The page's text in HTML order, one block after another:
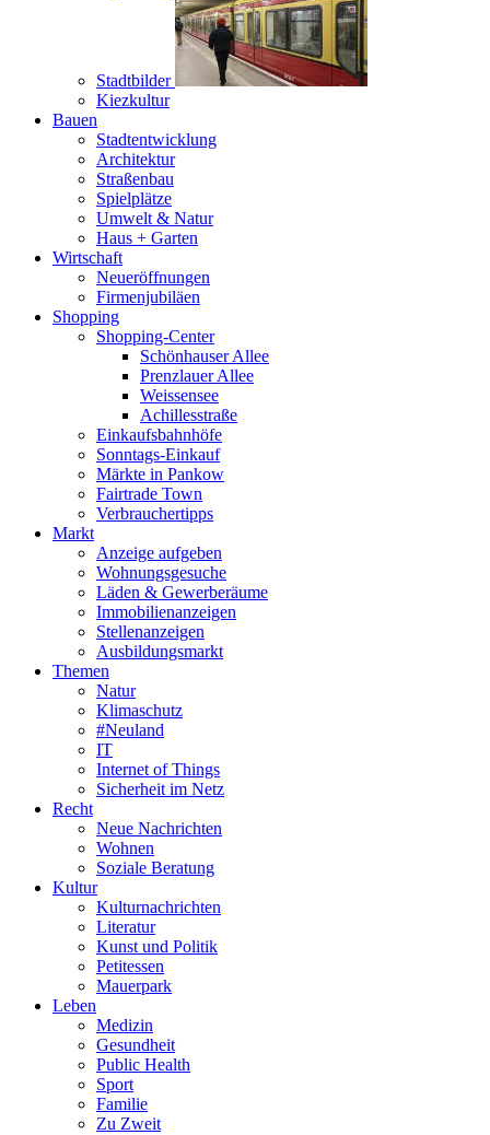
Stadtbilder
Kiezkultur
Bauen
Stadtentwicklung
Architektur
Straßenbau
Spielplätze
Umwelt & Natur
Haus + Garten
Wirtschaft
Neueröffnungen
Firmenjubiläen
Shopping
Shopping-Center
Schönhauser Allee
Prenzlauer Allee
Weissensee
Achillesstraße
Einkaufsbahnhöfe
Sonntags-Einkauf
Märkte in Pankow
Fairtrade Town
Verbrauchertipps
Markt
Anzeige aufgeben
Wohnungsgesuche
Läden & Gewerberäume
Immobilienanzeigen
Stellenanzeigen
Ausbildungsmarkt
Themen
Natur
Klimaschutz
#Neuland
IT
Internet of Things
Sicherheit im Netz
Recht
Neue Nachrichten
Wohnen
Soziale Beratung
Kultur
Kulturnachrichten
Literatur
Kunst und Politik
Petitessen
Mauerpark
Leben
Medizin
Gesundheit
Public Health
Sport
Familie
Zu Zweit